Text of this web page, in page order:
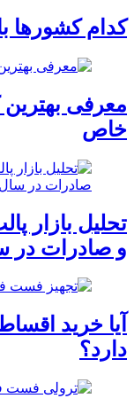
کدام کشورها
معرفی
خاص
تحلیل بازار
و صادرات در سال
آیا خرید
دارد؟